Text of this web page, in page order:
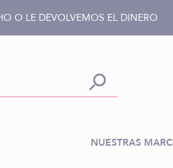
O LE DEVOLVEMOS EL DINERO
NUESTRAS